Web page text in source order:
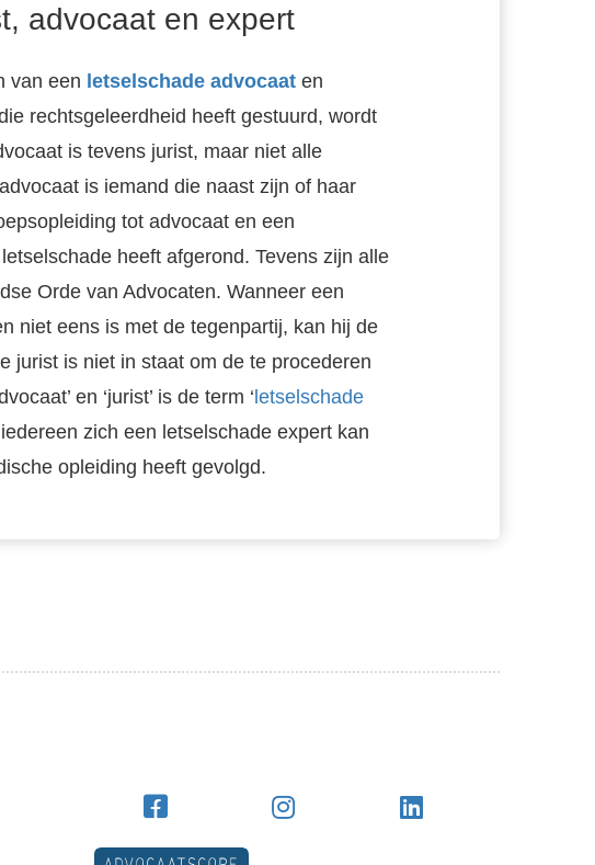
advocaat en expert
van een letselschade advocaaten
rechtsgeleerdheid heeft gestuurd, wordt
is tevens jurist, maar niet alle
is iemand die naast zijn of haar
tot advocaat en een
heeft afgerond. Tevens zijn alle
Orde van Advocaten. Wanneer een
niet eens is met de tegenpartij, kan hij de
jurist is niet in staat om de te procederen
en ‘jurist’ is de term ‘letselschade
zich een letselschade expert kan
opleiding heeft gevolgd.